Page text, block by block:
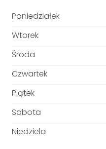
Poniedziałek
Wtorek
Środa
Czwartek
Piątek
Sobota
Niedziela